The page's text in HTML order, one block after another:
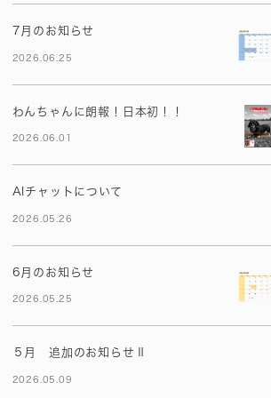
7月のお知らせ
2026.06.25
わんちゃんに朗報！日本初！！
2026.06.01
AIチャットについて
2026.05.26
6月のお知らせ
2026.05.25
５月 追加のお知らせⅡ
2026.05.09